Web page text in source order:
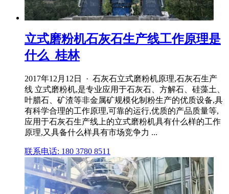
立式磨粉机石灰石生产线工作原理是
什么_桂林
2017年12月12日 · 石灰石立式磨粉机原理,石灰石生产
线 立式磨粉机,是专业应用于石灰石、方解石、硅藻土、
叶腊石、矿渣等非金属矿规模化制粉生产的优质设备,具
有科学合理的工作原理,可靠的运行,优质的产品质量等,
应用于石灰石生产线上的立式磨粉机具有什么样的工作
原理,又具备什么样具有市场竞争力 ...
联系电话: 180 3780 8511